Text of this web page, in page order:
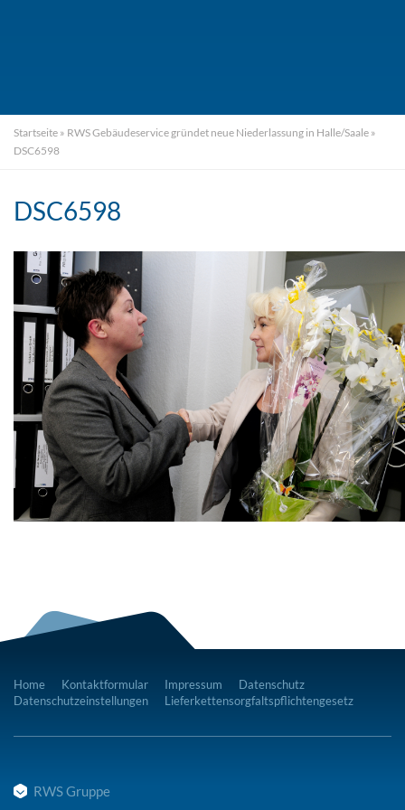
Startseite » RWS Gebäudeservice gründet neue Niederlassung in Halle/Saale »
DSC6598
DSC6598
Home Kontaktformular Impressum
Datenschutz
Datenschutzeinstellungen
Lieferkettensorgfaltspflichtengesetz
RWS Gruppe